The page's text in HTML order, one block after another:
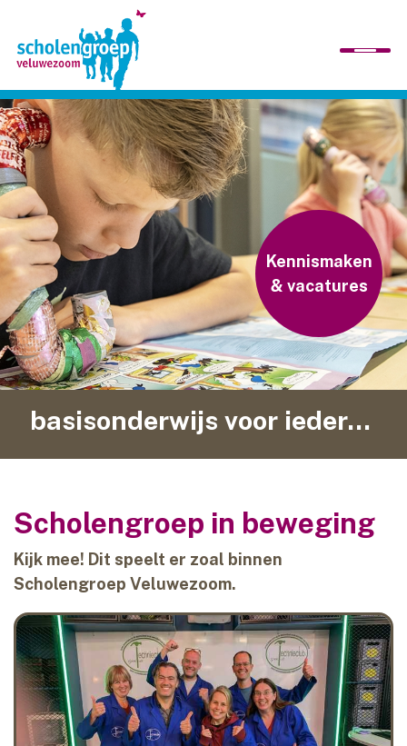
home
wij zijn
scholen
organisatie
werken bij ons
contact
basisonderwijs voor iedereen
Kennismaken
& vacatures
Scholengroep in beweging
Kijk mee! Dit speelt er zoal binnen
Scholengroep Veluwezoom.